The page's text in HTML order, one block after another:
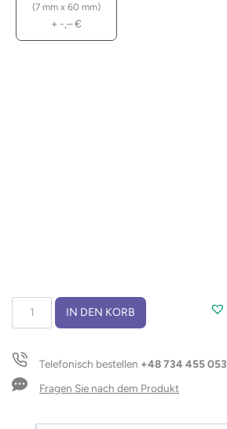
(7 mm x 60 mm)
+ -,–€
Weinöffner
IN DEN KORB
Telefonisch bestellen +48 734 455 053
Fragen Sie nach dem Produkt